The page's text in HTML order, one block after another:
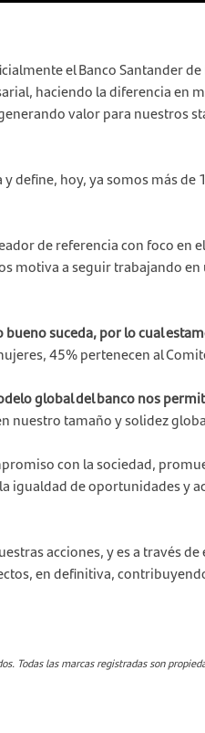
el Banco Santander
haciendo la diferencia en
valor para nuestros
define, hoy, ya somos más
de referencia con foco en
motiva a seguir trabajando
bueno suceda, por lo cual
45% pertenecen al
global del banco nos
nuestro tamaño y solidez
con la sociedad,
igualdad de oportunidades y
acciones, y es a través
en definitiva,
Todas las marcas registradas son